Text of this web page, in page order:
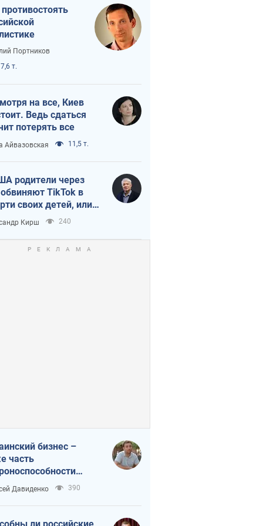
Портников
т.
на все, Киев
Ведь сдаться
потерять все
Айвазовская 11,5 т.
родители через
TikTok в
своих детей, или
КНР на молодежь
Кирш 240
бизнес –
часть
Не отдавайте их
чужим
Давиденко 390